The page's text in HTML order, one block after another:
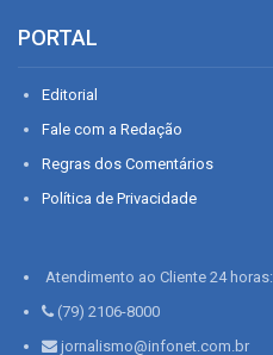
PORTAL
Editorial
Fale com a Redação
Regras dos Comentários
Política de Privacidade
Atendimento ao Cliente 24 horas:
(79) 2106-8000
jornalismo@infonet.com.br